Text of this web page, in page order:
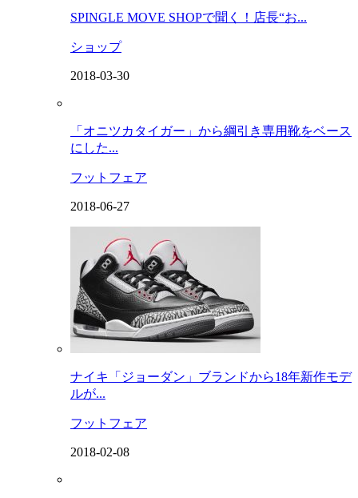
SPINGLE MOVE SHOPで聞く！店長“お...
ショップ
2018-03-30
「オニツカタイガー」から綱引き専用靴をベース
にした...
フットフェア
2018-06-27
ナイキ「ジョーダン」ブランドから18年新作モデ
ルが...
フットフェア
2018-02-08